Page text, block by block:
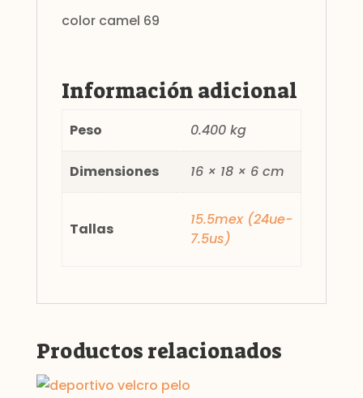
color camel 69
Información adicional
Peso 0.400 kg
Dimensiones 16 × 18 × 6 cm
Tallas
15.5mex (24ue-
7.5us)
Productos relacionados